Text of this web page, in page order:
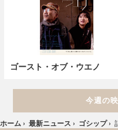
ゴースト・オブ・ウエノ
今週の
ホーム › 最新ニュース › ゴシップ ›